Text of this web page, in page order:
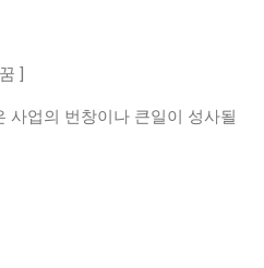
]
사업의 번창이나 큰일이 성사될